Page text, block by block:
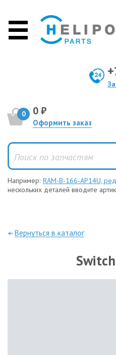
0 0 ₽
Оформить заказ
Например: RAM-B-166-AP14U,
нескольких деталей вводите
—Вернуться в каталог